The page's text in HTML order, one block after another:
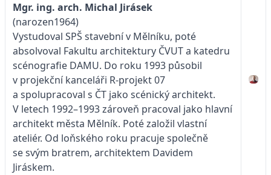
Mgr. ing. arch. Michal Jirásek
(narozen1964)
Vystudoval SPŠ stavební v Mělníku, poté
absolvoval Fakultu architektury ČVUT a katedru
scénografie DAMU. Do roku 1993 působil
v projekční kanceláři R-projekt 07
a spolupracoval s ČT jako scénický architekt.
V letech 1992–1993 zároveň pracoval jako hlavní
architekt města Mělník. Poté založil vlastní
ateliér. Od loňského roku pracuje společně
se svým bratrem, architektem Davidem
Jiráskem.